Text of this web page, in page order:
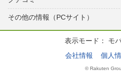
その他の情報（PCサイト）
表示モード： モ
会社情報
個人
© Rakuten